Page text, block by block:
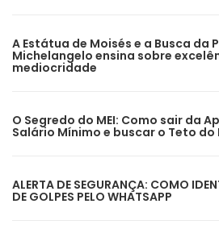
A Estátua de Moisés e a Busca da
Michelangelo ensina sobre
mediocridade
O Segredo do MEI: Como sair da
Salário Mínimo e buscar o Teto do
ALERTA DE SEGURANÇA: COMO
DE GOLPES PELO WHATSAPP